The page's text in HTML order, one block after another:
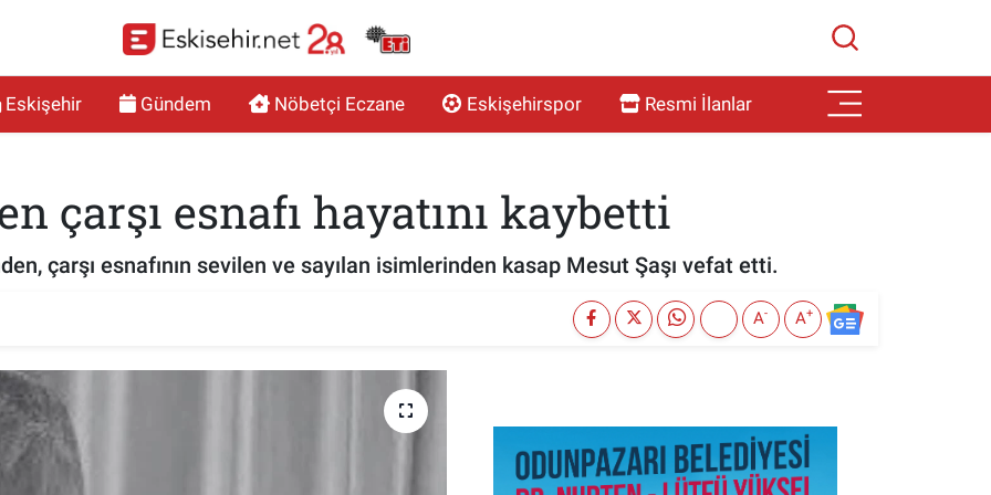
Eskişehir Gündem Nöbetçi Eczane Eskişehirspor Resmi İlanlar
çarşı esnafı hayatını kaybetti
çarşı esnafının sevilen ve sayılan isimlerinden kasap Mesut Şaşı vefat etti.
A- A+